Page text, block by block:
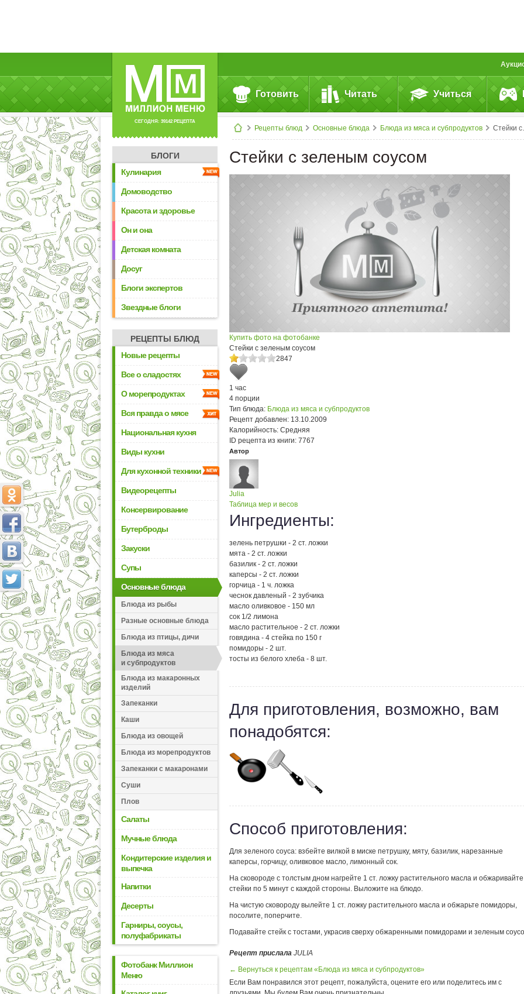
СЕГОДНЯ: 39142 РЕЦЕПТА
Готовить Читать Учиться
Рецепты блюд Основные блюда Блюда из мяса и субпродуктов Стейки с&nbsp;зеленым соусом
БЛОГИ
Кулинария
Домоводство
Красота и здоровье
Он и она
Детская комната
Досуг
Блоги экспертов
Звездные блоги
РЕЦЕПТЫ БЛЮД
Новые рецепты
Все о сладостях
О морепродуктах
Вся правда о мясе
Национальная кухня
Виды кухни
Для кухонной техники
Видеорецепты
Консервирование
Бутерброды
Закуски
Супы
Основные блюда
Блюда из рыбы
Разные основные блюда
Блюда из птицы, дичи
Блюда из мяса
и субпродуктов
Блюда из макаронных
изделий
Запеканки
Каши
Блюда из овощей
Блюда из морепродуктов
Запеканки с макаронами
Суши
Плов
Салаты
Мучные блюда
Кондитерские изделия и
выпечка
Напитки
Десерты
Гарниры, соусы,
полуфабрикаты
Фотобанк Миллион
Меню
Стейки с зеленым соусом
Купить фото на фотобанке
Стейки с зеленым соусом
2847
1 час
4 порции
Тип блюда: Блюда из мяса и субпродуктов
Рецепт добавлен: 13.10.2009
Калорийность: Средняя
ID рецепта из книги: 7767
Автор
Julia
Таблица мер и весов
Ингредиенты:
зелень петрушки - 2 ст. ложки
мята - 2 ст. ложки
базилик - 2 ст. ложки
каперсы - 2 ст. ложки
горчица - 1 ч. ложка
чеснок давленый - 2 зубчика
масло оливковое - 150 мл
сок 1/2 лимона
масло растительное - 2 ст. ложки
говядина - 4 стейка по 150 г
помидоры - 2 шт.
тосты из белого хлеба - 8 шт.
Для приготовления, возможно, вам
понадобятся:
Способ приготовления:
Для зеленого соуса: взбейте вилкой в миске петрушку, мяту, базилик, нарезанные
каперсы, горчицу, оливковое масло, лимонный сок.
На сковороде с толстым дном нагрейте 1 ст. ложку растительного масла и обжаривайте
стейки по 5 минут с каждой стороны. Выложите на блюдо.
На чистую сковороду вылейте 1 ст. ложку растительного масла и обжарьте помидоры,
посолите, поперчите.
Подавайте стейк с тостами, украсив сверху обжаренными помидорами и зеленым
Рецепт прислала JULIA
← Вернуться к рецептам «Блюда из мяса и субпродуктов»
Если Вам понравился этот рецепт, пожалуйста, оцените его или поделитесь им с